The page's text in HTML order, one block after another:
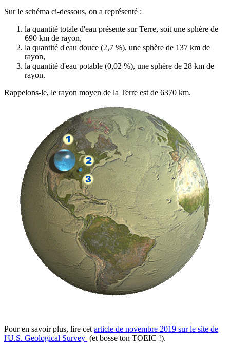
Sur le schéma ci-dessous, on a représenté :
la quantité totale d'eau présente sur Terre, soit une sphère de
690 km de rayon,
la quantité d'eau douce (2,7 %), une sphère de 137 km de
rayon,
la quantité d'eau potable (0,02 %), une sphère de 28 km de
rayon.
Rappelons-le, le rayon moyen de la Terre est de 6370 km.
Pour en savoir plus, lire cet article de novembre 2019 sur le site de
l'U.S. Geological Survey (et bosse ton TOEIC !).